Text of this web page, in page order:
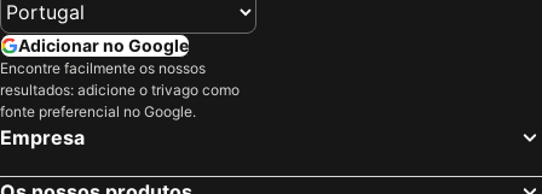
Adicionar no Google
Encontre facilmente os nossos
resultados: adicione o trivago como
fonte preferencial no Google.
Empresa